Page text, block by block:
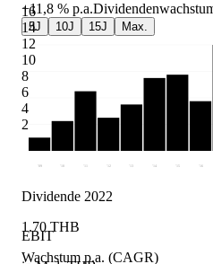
16
14
12
10
8
6
4
2
EBIT
+11,8 % p.a.
5J 10J 15J Max.
'12 '14 '16
Dividende 2022
1.70 THB
Wachstum p.a. (CAGR)